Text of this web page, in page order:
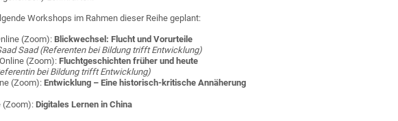
Workshops im Rahmen dieser Reihe geplant:
(Zoom): Blickwechsel: Flucht und Vorurteile
Saad (Referenten bei Bildung trifft Entwicklung)
(Zoom): Fluchtgeschichten früher und heute
bei Bildung trifft Entwicklung)
(Zoom): Entwicklung – Eine historisch-kritische Annäherung
(Zoom): Digitales Lernen in China